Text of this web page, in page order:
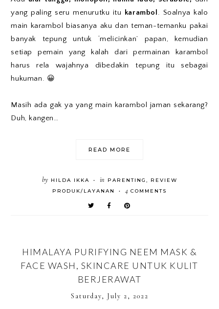
yang paling seru menurutku itu karambol. Soalnya kalo
main karambol biasanya aku dan teman-temanku pakai
banyak tepung untuk ‘melicinkan’ papan, kemudian
setiap pemain yang kalah dari permainan karambol
harus rela wajahnya dibedakin tepung itu sebagai
hukuman. 😀
Masih ada gak ya yang main karambol jaman sekarang?
Duh, kangen…
READ MORE
by HILDA IKKA • in PARENTING ,
REVIEW
PRODUK/LAYANAN
• 4 COMMENTS
HIMALAYA PURIFYING NEEM MASK &
FACE WASH, SKINCARE UNTUK KULIT
BERJERAWAT
Saturday, July 2, 2022